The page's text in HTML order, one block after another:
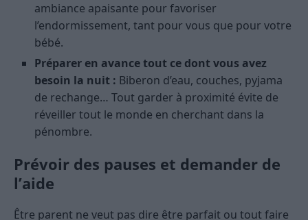
ambiance apaisante pour favoriser
l’endormissement, tant pour vous que pour votre
bébé.
Préparer en avance tout ce dont vous avez
besoin la nuit : Biberon d’eau, couches, pyjama
de rechange… Tout garder à proximité évite de
réveiller tout le monde en cherchant dans la
pénombre.
Prévoir des pauses et demander de
l’aide
Être parent ne veut pas dire être parfait ou tout faire